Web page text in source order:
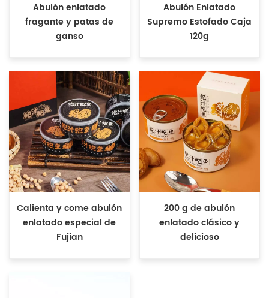
Abulón enlatado
fragante y patas de
ganso
Abulón Enlatado
Supremo Estofado Caja
120g
Calienta y come abulón
enlatado especial de
Fujian
200 g de abulón
enlatado clásico y
delicioso